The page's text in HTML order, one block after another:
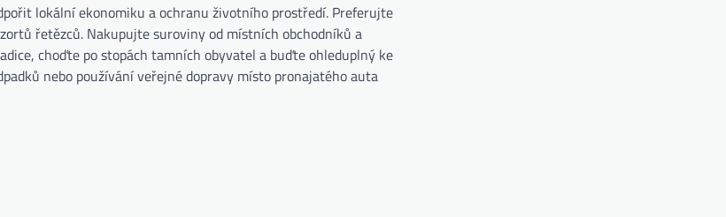
lokální ekonomiku a ochranu životního prostředí. Preferujte
řetězců. Nakupujte suroviny od místních obchodníků a
choďte po stopách tamních obyvatel a buďte ohleduplný ke
nebo používání veřejné dopravy místo pronajatého auta